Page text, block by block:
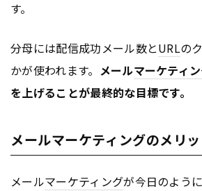
す。
分母には配信成功メール数とURLの
かが使われます。 メールマーケティ
を上げることが最終的な目標です。
メールマーケティングのメリ
メールマーケティングが今日のよう